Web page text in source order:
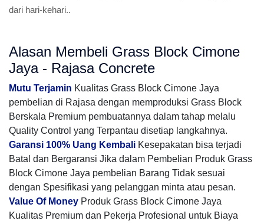
dari hari-kehari..
Alasan Membeli Grass Block Cimone
Jaya - Rajasa Concrete
Mutu Terjamin Kualitas Grass Block Cimone Jaya
pembelian di Rajasa dengan memproduksi Grass Block
Berskala Premium pembuatannya dalam tahap melalu
Quality Control yang Terpantau disetiap langkahnya.
Garansi 100% Uang Kembali Kesepakatan bisa terjadi
Batal dan Bergaransi Jika dalam Pembelian Produk Grass
Block Cimone Jaya pembelian Barang Tidak sesuai
dengan Spesifikasi yang pelanggan minta atau pesan.
Value Of Money Produk Grass Block Cimone Jaya
Kualitas Premium dan Pekerja Profesional untuk Biaya